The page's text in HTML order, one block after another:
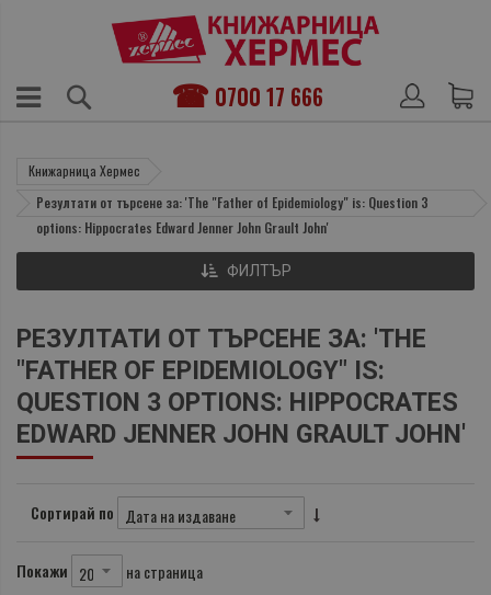
0700 17 666
Книжарница Хермес
Резултати от търсене за: 'The "Father of Epidemiology" is: Question 3
options: Hippocrates Edward Jenner John Grault John'
РЕЗУЛТАТИ ОТ ТЪРСЕНЕ ЗА: 'THE
"FATHER OF EPIDEMIOLOGY" IS:
QUESTION 3 OPTIONS: HIPPOCRATES
EDWARD JENNER JOHN GRAULT JOHN'
Сортирай по
Покажи на страница
ФИЛТЪР